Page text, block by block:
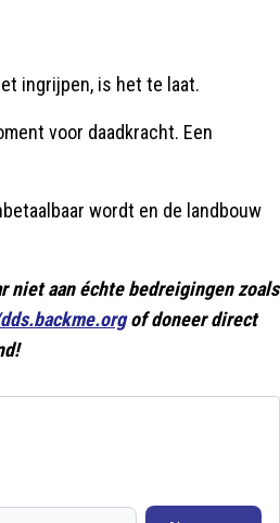
ingrijpen, is het te laat.
voor daadkracht. Een
wordt en de landbouw
niet aan échte bedreigingen zoals
of doneer direct